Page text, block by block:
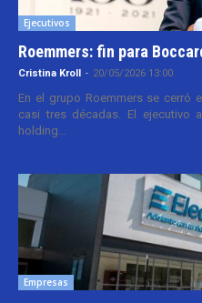
Ejecutivos
Roemmers: fin para
Cristina Kroll - 20/05/2026 13:00
En el grupo Roemmers se cerró
casi tres décadas. El ejecutivo
holding...
Empresas